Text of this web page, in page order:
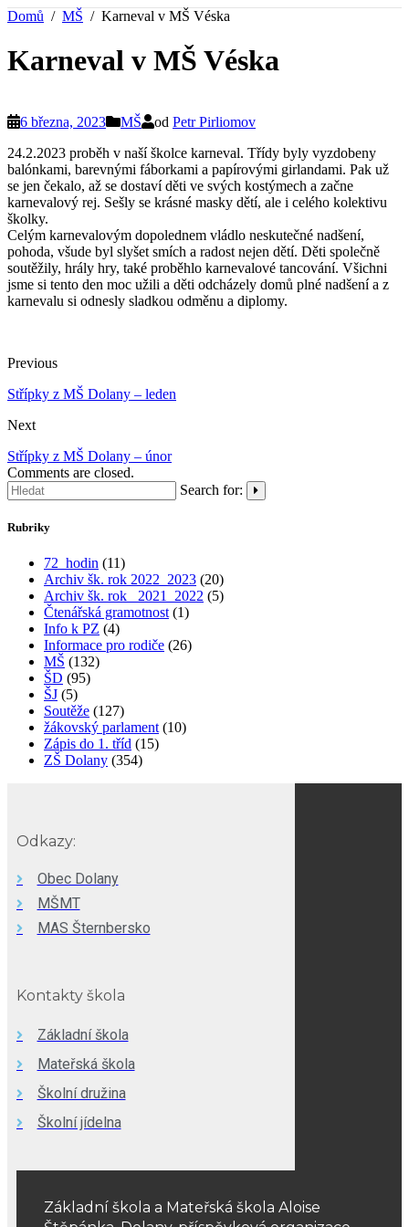
Domů MŠ Karneval v MŠ Véska
Karneval v MŠ Véska
6 března, 2023 MŠ od Petr Pirliomov
24.2.2023 proběh v naší školce karneval. Třídy byly vyzdobeny
balónkami, barevnými fáborkami a papírovými girlandami. Pak už
se jen čekalo, až se dostaví děti ve svých kostýmech a začne
karnevalový rej. Sešly se krásné masky dětí, ale i celého kolektivu
školky.
Celým karnevalovým dopolednem vládlo neskutečné nadšení,
pohoda, všude byl slyšet smích a radost nejen dětí. Děti společně
soutěžily, hrály hry, také proběhlo karnevalové tancování. Všichni
jsme si tento den moc užili a děti odcházely domů plné nadšení a z
karnevalu si odnesly sladkou odměnu a diplomy.
Previous
Střípky z MŠ Dolany – leden
Next
Střípky z MŠ Dolany – únor
Comments are closed.
Search for:
Rubriky
72_hodin (11)
Archiv šk. rok 2022_2023 (20)
Archiv šk. rok_ 2021_2022 (5)
Čtenářská gramotnost (1)
Info k PZ (4)
Informace pro rodiče (26)
MŠ (132)
ŠD (95)
ŠJ (5)
Soutěže (127)
žákovský parlament (10)
Zápis do 1. tříd (15)
ZŠ Dolany (354)
Odkazy:
Obec Dolany
MŠMT
MAS Šternbersko
Kontakty škola
Základní škola
Mateřská škola
Školní družina
Školní jídelna
Základní škola a Mateřská škola Aloise